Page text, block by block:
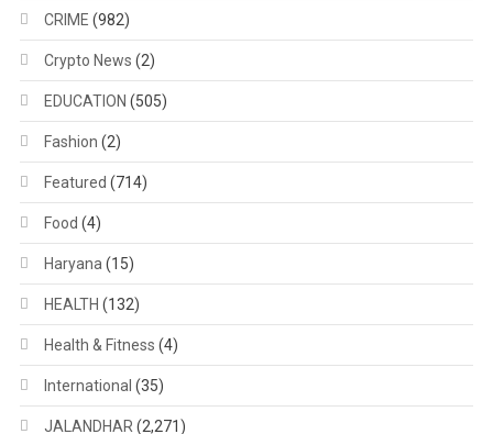
CRIME (982)
Crypto News (2)
EDUCATION (505)
Fashion (2)
Featured (714)
Food (4)
Haryana(15)
HEALTH (132)
Health & Fitness (4)
International (35)
JALANDHAR(2,271)